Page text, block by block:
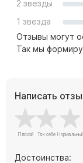
2 звезды
1 звезда
Отзывы могут
Так мы
Написать
Достоинства: